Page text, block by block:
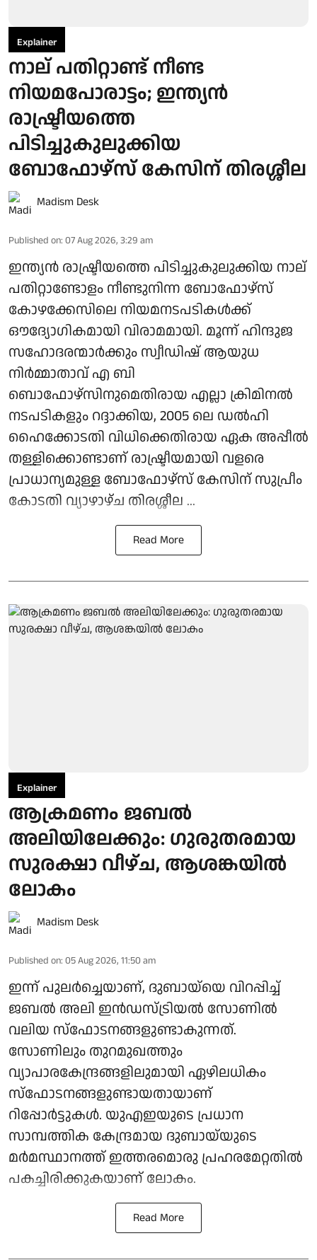
Explainer
നാല് പതിറ്റാണ്ട് നീണ്ട
നിയമപോരാട്ടം; ഇന്ത്യൻ
രാഷ്ട്രീയത്തെ
പിടിച്ചുകുലുക്കിയ
ബോഫോഴ്സ് കേസിന് തിരശ്ശീല
Madism Desk
Published on: 07 Aug 2026, 3:29 am
ഇന്ത്യൻ രാഷ്ട്രീയത്തെ പിടിച്ചുകുലുക്കിയ നാല്
പതിറ്റാണ്ടോളം നീണ്ടുനിന്ന ബോഫോഴ്സ്
കോഴക്കേസിലെ നിയമനടപടികൾക്ക്
ഔദ്യോഗികമായി വിരാമമായി. മൂന്ന് ഹിന്ദുജ
സഹോദരന്മാർക്കും സ്വീഡിഷ് ആയുധ
നിർമ്മാതാവ് എ ബി
ബൊഫോഴ്‌സിനുമെതിരായ എല്ലാ ക്രിമിനൽ
നടപടികളും റദ്ദാക്കിയ, 2005 ലെ ഡൽഹി
ഹൈക്കോടതി വിധിക്കെതിരായ ഏക അപ്പീൽ
തള്ളിക്കൊണ്ടാണ് രാഷ്ട്രീയമായി വളരെ
പ്രാധാന്യമുള്ള ബോഫോഴ്‌സ് കേസിന് സുപ്രീം
കോടതി വ്യാഴാഴ്ച തിരശ്ശീല ...
Read More
Explainer
ആക്രമണം ജബൽ
അലിയിലേക്കും: ഗുരുതരമായ
സുരക്ഷാ വീഴ്ച, ആശങ്കയിൽ
ലോകം
Madism Desk
Published on: 05 Aug 2026, 11:50 am
ഇന്ന് പുലർച്ചെയാണ്, ദുബായ്‌യെ വിറപ്പിച്ച്
ജബൽ അലി ഇൻഡസ്ട്രിയൽ സോണിൽ
വലിയ സ്ഫോടനങ്ങളുണ്ടാകുന്നത്.
സോണിലും തുറമുഖത്തും
വ്യാപാരകേന്ദ്രങ്ങളിലുമായി ഏഴിലധികം
സ്ഫോടനങ്ങളുണ്ടായതായാണ്
റിപ്പോർട്ടുകൾ. യുഎഇയുടെ പ്രധാന
സാമ്പത്തിക കേന്ദ്രമായ ദുബായ്‌യുടെ
മർമസ്ഥാനത്ത് ഇത്തരമൊരു പ്രഹരമേറ്റതിൽ
പകച്ചിരിക്കുകയാണ് ലോകം.
Read More